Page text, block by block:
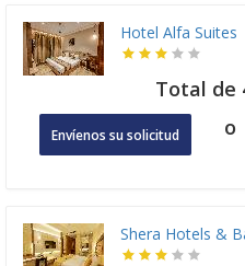
Hotel Alfa Suites
Total de
Envíenos su solicitud o
Shera Hotels &